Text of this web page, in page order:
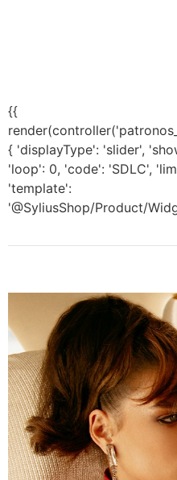
{{
{ 'displayType': 'slider',
'loop': 0, 'code': 'SDLC',
'template':
'@SyliusShop/Product/